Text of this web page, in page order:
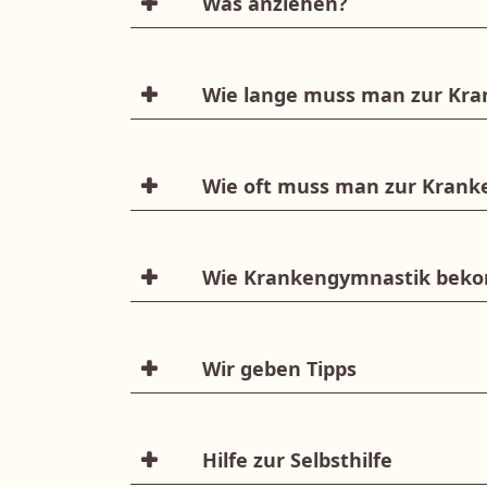
benötigen, stellt Ihnen Ihr Arzt eine
Eine bequeme Jogginghose
Wir tragen auch bequeme Kleidung.
Wie lange muss man zur
Wie oft muss man zur
gewährleisten, auch den
Wie Krankengymnastik
Wir geben Tipps
nachgehen können und Ihre
Hilfe zur Selbsthilfe